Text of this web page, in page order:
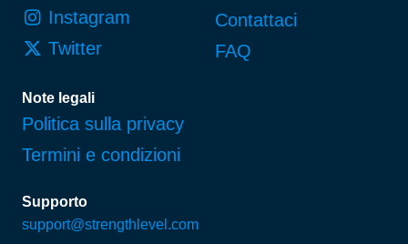
Instagram
Twitter
Contattaci
FAQ
Note legali
Politica sulla privacy
Termini e condizioni
Supporto
support@strengthlevel.com